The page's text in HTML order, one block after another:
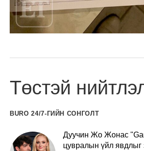
Төстэй
BURO 24/7-ГИЙН СОНГОЛТ
Дуучин Жо Жонас
цувралын үйл явдлыг